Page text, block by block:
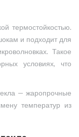
термостойкостью.
и подходит для
Такое
условиях, что
— жаропрочные
температур из